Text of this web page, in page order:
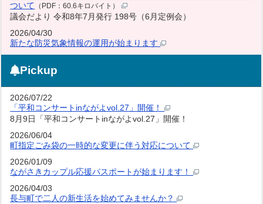
ついて （PDF：60.6キロバイト）
議会だより 令和8年7月発行 198号（6月定例会）
2026/04/30
新たな防災気象情報の運用が始まります
Pickup
2026/07/22
「平和コンサートinながよvol.27」開催！
8月9日「平和コンサートinながよvol.27」開催！
2026/06/04
町指定ごみ袋の一時的な変更に伴う対応について
2026/01/09
ながさきカップル応援パスポートが始まります！
2026/04/03
長与町で二人の新生活を始めてみませんか？